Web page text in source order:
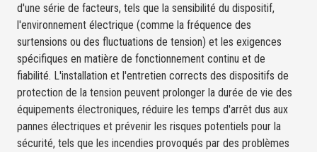
d'une série de facteurs, tels que la sensibilité du dispositif,
l'environnement électrique (comme la fréquence des
surtensions ou des fluctuations de tension) et les exigences
spécifiques en matière de fonctionnement continu et de
fiabilité. L'installation et l'entretien corrects des dispositifs de
protection de la tension peuvent prolonger la durée de vie des
équipements électroniques, réduire les temps d'arrêt dus aux
pannes électriques et prévenir les risques potentiels pour la
sécurité, tels que les incendies provoqués par des problèmes